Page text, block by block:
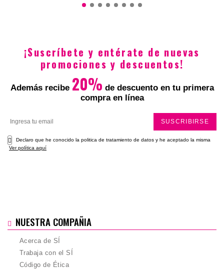
$16.900 $21.900
¡Suscríbete y entérate de nuevas
promociones y descuentos!
Además recibe 20% de descuento en tu primera
compra en línea
SUSCRIBIRSE
Declaro que he conocido la politica de tratamiento de datos y he aceptado la misma
Ver política aquí
NUESTRA COMPAÑIA
Acerca de SÍ
Trabaja con el SÍ
Código de Ética